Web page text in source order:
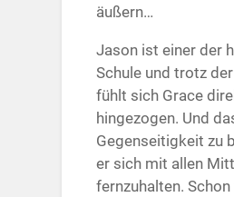
äußern…
Jason ist einer der
Schule und trotz
fühlt sich Grace
hingezogen. Und
Gegenseitigkeit zu
er sich mit allen
fernzuhalten.